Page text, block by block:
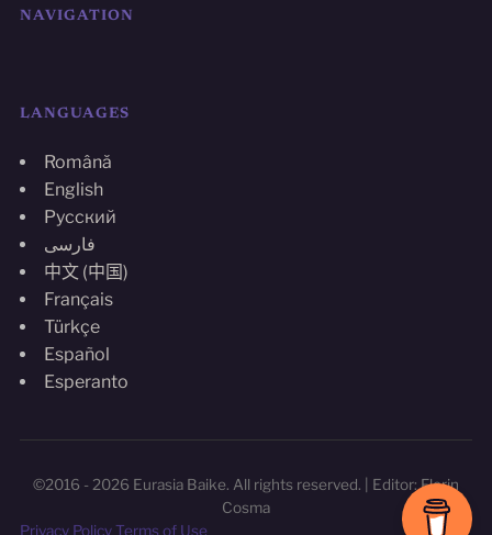
NAVIGATION
LANGUAGES
Română
English
Русский
فارسی
中文 (中国)
Français
Türkçe
Español
Esperanto
©2016 - 2026 Eurasia Baike. All rights reserved. | Editor: Florin
Cosma
Privacy PolicyTerms of Use